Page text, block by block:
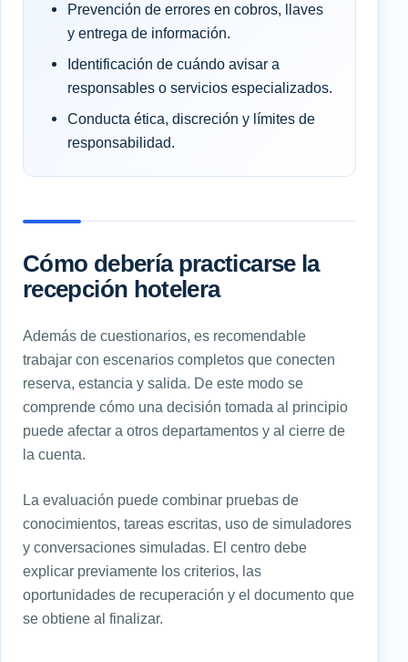
Prevención de errores en cobros, llaves
y entrega de información.
Identificación de cuándo avisar a
responsables o servicios especializados.
Conducta ética, discreción y límites de
responsabilidad.
Cómo debería practicarse la
recepción hotelera
Además de cuestionarios, es recomendable
trabajar con escenarios completos que conecten
reserva, estancia y salida. De este modo se
comprende cómo una decisión tomada al principio
puede afectar a otros departamentos y al cierre de
la cuenta.
La evaluación puede combinar pruebas de
conocimientos, tareas escritas, uso de simuladores
y conversaciones simuladas. El centro debe
explicar previamente los criterios, las
oportunidades de recuperación y el documento que
se obtiene al finalizar.